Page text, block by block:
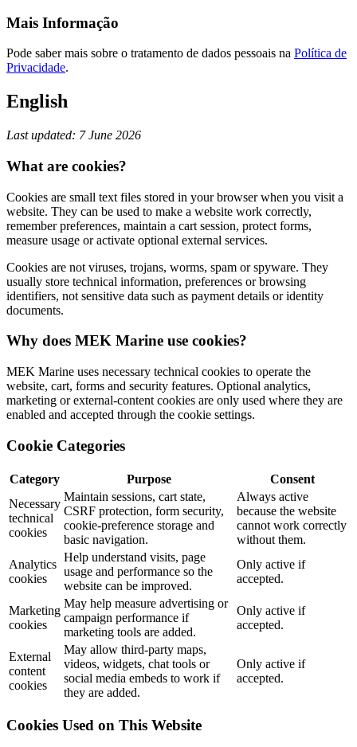
Mais Informação
Pode saber mais sobre o tratamento de dados pessoais na Política de
Privacidade.
English
Last updated: 7 June 2026
What are cookies?
Cookies are small text files stored in your browser when you visit a
website. They can be used to make a website work correctly,
remember preferences, maintain a cart session, protect forms,
measure usage or activate optional external services.
Cookies are not viruses, trojans, worms, spam or spyware. They
usually store technical information, preferences or browsing
identifiers, not sensitive data such as payment details or identity
documents.
Why does MEK Marine use cookies?
MEK Marine uses necessary technical cookies to operate the
website, cart, forms and security features. Optional analytics,
marketing or external-content cookies are only used where they are
enabled and accepted through the cookie settings.
Cookie Categories
Category Purpose
Consent
Necessary
technical
cookies
Maintain sessions, cart state,
CSRF protection, form security,
cookie-preference storage and
basic navigation.
Always active
because the website
cannot work correctly
without them.
Analytics
cookies
Help understand visits, page
usage and performance so the
website can be improved.
Only active if
accepted.
Marketing
cookies
May help measure advertising or
campaign performance if
marketing tools are added.
Only active if
accepted.
External
content
cookies
May allow third-party maps,
videos, widgets, chat tools or
social media embeds to work if
they are added.
Only active if
accepted.
Cookies Used on This Website